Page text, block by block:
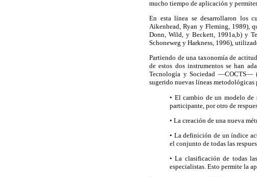
mucho tiempo de aplicación y
En esta línea se desarrollaron los
Aikenhead, Ryan y Fleming, 1989),
Donn, Wild, y Beckett, 1991a,b) y
Schoneweg y Harkness, 1996),
Partiendo de una taxonomía de
de estos dos instrumentos se han
Tecnología y Sociedad —COCTS—
sugerido nuevas líneas
• El cambio de un modelo de
participante, por otro de
• La creación de una nueva
• La definición de un índice
el conjunto de todas las
• La clasificación de todas
especialistas. Esto permite la